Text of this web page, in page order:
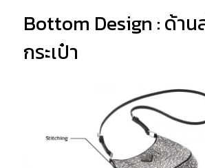
Bottom Design : ด้าน
กระเป๋า